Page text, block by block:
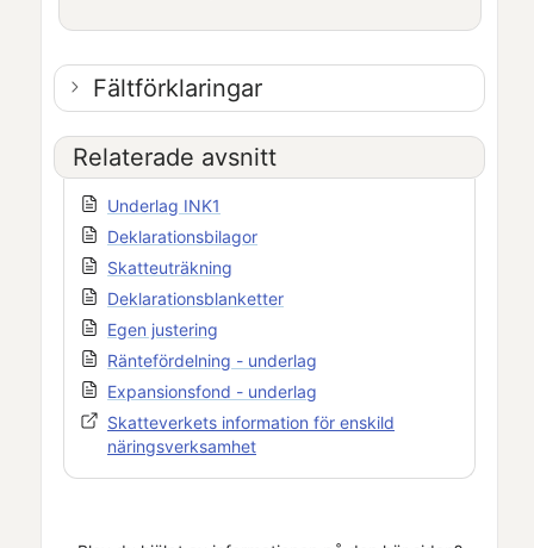
Fältförklaringar
Relaterade avsnitt
Underlag INK1
Deklarationsbilagor
Skatteuträkning
Deklarationsblanketter
Egen justering
Räntefördelning - underlag
Expansionsfond - underlag
Skatteverkets information för enskild
näringsverksamhet